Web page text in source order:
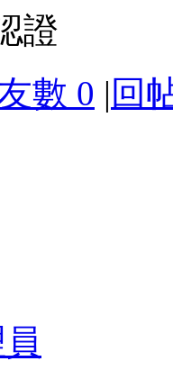
證
數 0 | 回